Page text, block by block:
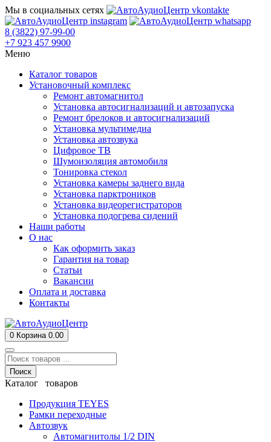
Мы в социальных сетях
8 (3822) 97-99-00
+7 923 457 9900
Меню
Каталог товаров
Установочный комплекс
Ремонт автомагнитол
Установка автосигнализаций и автозапуска
Ремонт брелоков и автосигнализаций
Установка мультимедиа
Установка автозвука
Цифровое ТВ
Шумоизоляция автомобиля
Тонировка стекол
Установка камеры заднего вида
Установка парктроников
Установка видеорегистраторов
Установка подогрева сидений
Наши работы
О нас
Как оформить заказ
Гарантия на товар
Статьи
Вакансии
Оплата и доставка
Контакты
0 Корзина 0.00
Поиск
Каталог товаров
Продукция TEYES
Рамки переходные
Автозвук
Автомагнитолы 1/2 DIN